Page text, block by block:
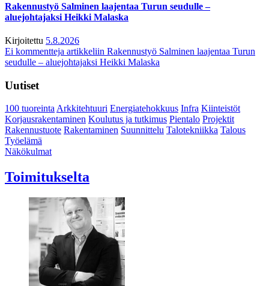
Rakennustyö Salminen laajentaa Turun seudulle –
aluejohtajaksi Heikki Malaska
Kirjoitettu 5.8.2026
Ei kommentteja artikkeliin Rakennustyö Salminen laajentaa Turun
seudulle – aluejohtajaksi Heikki Malaska
Uutiset
100 tuoreintaArkkitehtuuri Energiatehokkuus Infra Kiinteistöt
Korjausrakentaminen Koulutus ja tutkimus Pientalo Projektit
Rakennustuote Rakentaminen Suunnittelu Talotekniikka Talous
Työelämä
Näkökulmat
Toimitukselta